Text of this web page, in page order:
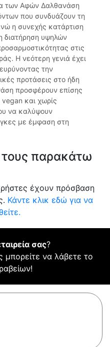
των Αφών Δαλθανάση
που συνδυάζουν τη
η συνεχής κατάρτιση
διατήρηση υψηλών
στις
Η νεότερη γενιά έχει
την
προτάσεις στο ήδη
προσφέρουν επίσης
και χωρίς
να καλύψουν
με έμφαση στη
τους παρακάτω
έχουν πρόσβαση
Κάντε κλικ εδώ για να
σας?
μπορείτε να λάβετε το